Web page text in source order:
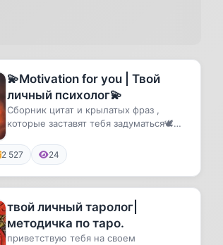
💫Motivation for you | Твой
личный психолог💫
Сборник цитат и крылатых фраз ,
которые заставят тебя задуматься🕊
2 527 24
твой личный таролог|
методичка по таро.
приветствую тебя на своем